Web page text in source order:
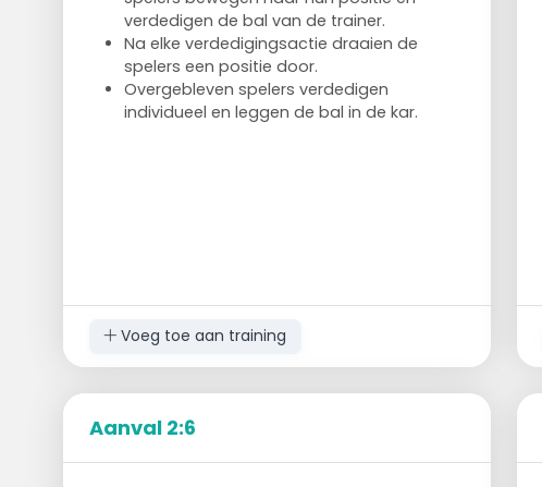
verdedigen de bal van de trainer.
Na elke verdedigingsactie draaien de
spelers een positie door.
Overgebleven spelers verdedigen
individueel en leggen de bal in de kar.
Voeg toe aan training
Aanval 2:6